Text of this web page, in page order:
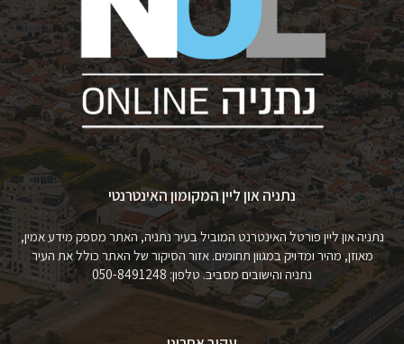
נתניה און ליין המקומון האינטרנטי
נתניה און ליין פורטל האינטרנט המוביל בעיר נתניה, האתר מספק מידע אמין,
מאוזן, מהיר ומדויק במגוון תחומים. אזור הסיקור של האתר כולל את העיר
נתניה והישובים מסביב. טלפון: 050-8491248